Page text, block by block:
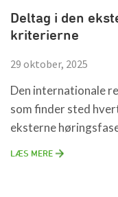
Deltag i den
kriterierne
29 oktober, 2025
Den internationale
som finder sted
eksterne
LÆS MERE